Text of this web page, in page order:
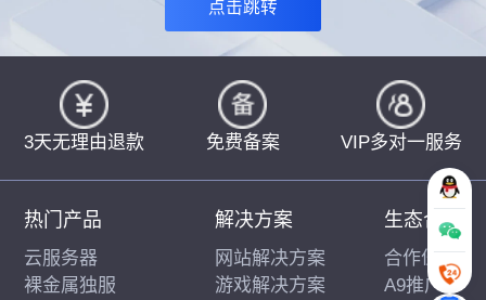
点击跳转
3天无理由退款 免费备案 VIP多对一服务
热门产品
云服务器
裸金属独服
解决方案
网站解决方案
游戏解决方案
生态合作
合作伙伴
A9推广